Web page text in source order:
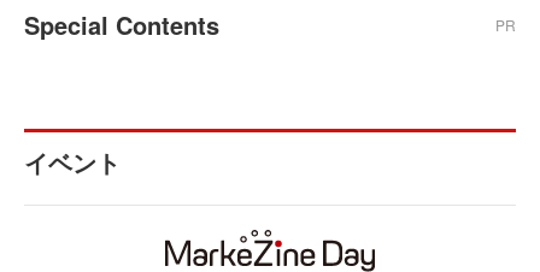
Special Contents PR
イベント